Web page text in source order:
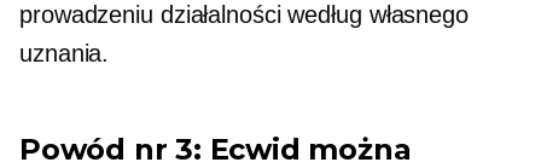
prowadzeniu działalności według własnego
uznania.
Powód nr 3: Ecwid można